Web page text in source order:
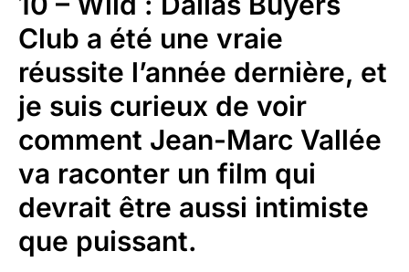
Club a été une vraie
réussite l’année dernière, et
je suis curieux de voir
comment Jean-Marc Vallée
va raconter un film qui
devrait être aussi intimiste
que puissant.